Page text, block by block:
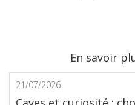
En savoir
21/07/2026